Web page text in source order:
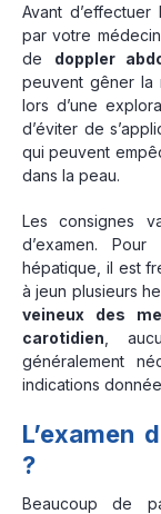
Avant
par votre
de doppler
peuvent gêner la
lors d’une
d’éviter de
qui peuvent
dans la peau.
Les consignes
d’examen. Pour
hépatique, il est
à jeun plusieurs
veineux des
carotidien ,
généralement
indications
L’examen
?
Beaucoup de